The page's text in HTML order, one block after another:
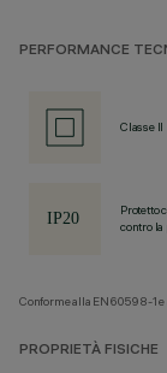
PERFORMANCE
Classe II
Protetto
contro
Conforme alla EN60598-1
PROPRIETÀ FISICHE